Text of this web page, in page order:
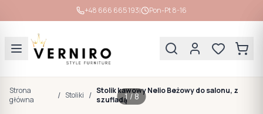
+48 666 665 193| Pon-Pt 8-16
Strona
główna
/ Stoliki / Stolik kawowy Nelio Beżowy do salonu, z
szufladą
1/8